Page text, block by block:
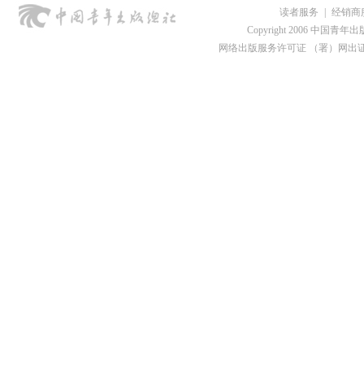
读者服务
经销商
Copyright 2006 中国青年出
网络出版服务许可证 （署）网出